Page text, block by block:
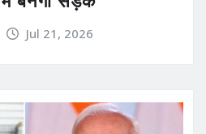
Jul 21, 2026